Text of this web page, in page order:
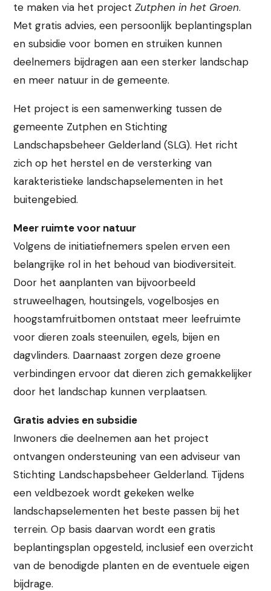
te maken via het projectZutphen in het Groen.
Met gratis advies, een persoonlijk beplantingsplan
en subsidie voor bomen en struiken kunnen
deelnemers bijdragen aan een sterker landschap
en meer natuur in de gemeente.
Het project is een samenwerking tussen de
gemeente Zutphen en Stichting
Landschapsbeheer Gelderland (SLG). Het richt
zich op het herstel en de versterking van
karakteristieke landschapselementen in het
buitengebied.
Meer ruimte voor natuur
Volgens de initiatiefnemers spelen erven een
belangrijke rol in het behoud van biodiversiteit.
Door het aanplanten van bijvoorbeeld
struweelhagen, houtsingels, vogelbosjes en
hoogstamfruitbomen ontstaat meer leefruimte
voor dieren zoals steenuilen, egels, bijen en
dagvlinders. Daarnaast zorgen deze groene
verbindingen ervoor dat dieren zich gemakkelijker
door het landschap kunnen verplaatsen.
Gratis advies en subsidie
Inwoners die deelnemen aan het project
ontvangen ondersteuning van een adviseur van
Stichting Landschapsbeheer Gelderland. Tijdens
een veldbezoek wordt gekeken welke
landschapselementen het beste passen bij het
terrein. Op basis daarvan wordt een gratis
beplantingsplan opgesteld, inclusief een overzicht
van de benodigde planten en de eventuele eigen
bijdrage.